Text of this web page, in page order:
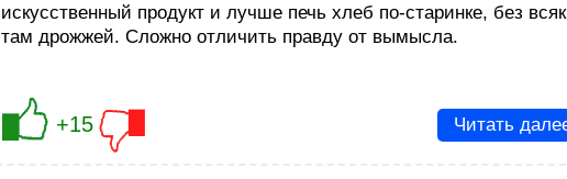
искусственный продукт и лучше печь хлеб по-старинке, без
там дрожжей. Сложно отличить правду от вымысла.
+15 Читать